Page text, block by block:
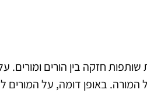
חזקה בין הורים
המורה. באופן דומה, על המורים